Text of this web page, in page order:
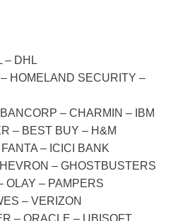
– DHL
HOMELAND SECURITY –
– CHARMIN – IBM
– BEST BUY – H&M
– ICICI BANK
– GHOSTBUSTERS
OLAY – PAMPERS
– VERIZON
– ORACLE – UBISOFT